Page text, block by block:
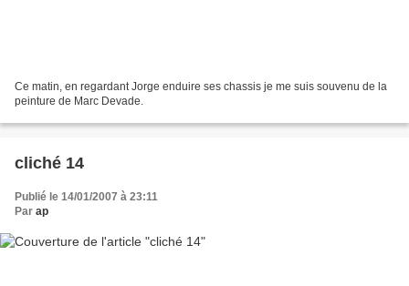
Ce matin, en regardant Jorge enduire ses chassis je me suis souvenu de la
peinture de Marc Devade.
cliché 14
Publié le 14/01/2007 à 23:11
Par ap